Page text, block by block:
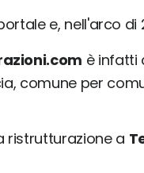
e, nell'arco di
è infatti
comune per
ristrutturazione a